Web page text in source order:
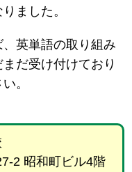
ました。
英単語の取り組み
だ受け付けており
。
2 昭和町ビル4階